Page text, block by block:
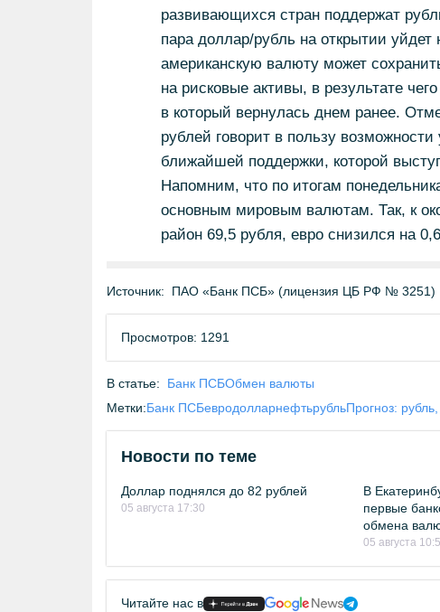
развивающихся стран поддержат
пара доллар/рубль на открытии
американскую валюту может
на рисковые активы, в результате
в который вернулась днем ранее.
рублей говорит в пользу
ближайшей поддержки, которой
Напомним, что по итогам
основным мировым валютам. Так, к
район 69,5 рубля, евро снизился на
Источник: ПАО «Банк ПСБ» (лицензия ЦБ РФ № 3251)
Просмотров: 1291
В статье: Банк ПСБОбмен валюты
Метки:Банк ПСБевродолларнефтьрубльПрогноз:
Новости по теме
Доллар поднялся до 82 рублей
05 августа 17:30
В
первые
обмена
05 августа
Читайте нас в